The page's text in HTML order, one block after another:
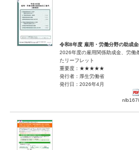
令和8年度 雇用・労働分野の助成金
2026年度の雇用関係助成金、労働
たリーフレット
重要度：★★★★★
発行者：厚生労働省
発行日：2026年4月